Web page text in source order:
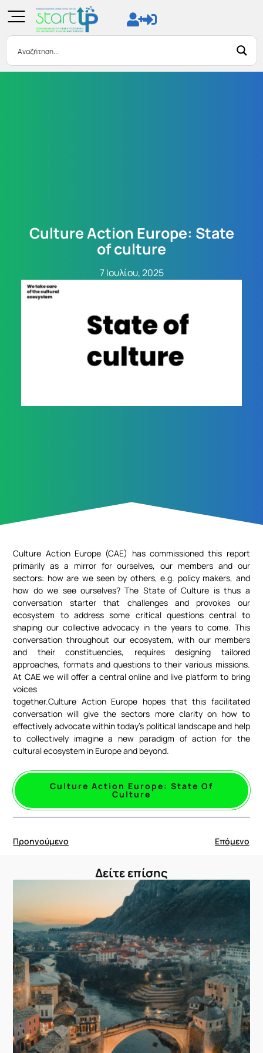
Culture Action Europe: State
of culture
7 Ιουλίου, 2025
Culture Action Europe (CAE) has commissioned this report
primarily as a mirror for ourselves, our members and our
sectors: how are we seen by others, e.g. policy makers, and
how do we see ourselves? The State of Culture is thus a
conversation starter that challenges and provokes our
ecosystem to address some critical questions central to
shaping our collective advocacy in the years to come. This
conversation throughout our ecosystem, with our members
and their constituencies, requires designing tailored
approaches, formats and questions to their various missions.
At CAE we will offer a central online and live platform to bring
voices
together.Culture Action Europe hopes that this facilitated
conversation will give the sectors more clarity on how to
effectively advocate within today’s political landscape and help
to collectively imagine a new paradigm of action for the
cultural ecosystem in Europe and beyond.
Culture Action Europe: State Of
Culture
Προηγούμενο Επόμενο
Δείτε επίσης